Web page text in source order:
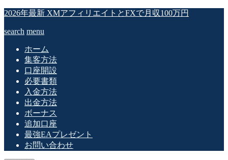
2026年最新 XMアフィリエイトとFXで月収100万円
search menu
ホーム
集客方法
口座開設
必要書類
入金方法
出金方法
ボーナス
追加口座
最強EAプレゼント
お問い合わせ